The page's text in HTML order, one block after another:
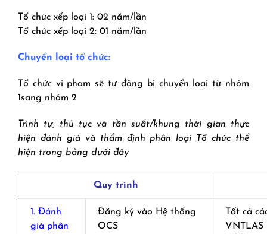
Tổ chức xếp loại 1: 02 năm/lần
Tổ chức xếp loại 2: 01 năm/lần
Chuyển loại tổ chức:
Tổ chức vi phạm sẽ tự động bị chuyển loại từ nhóm
1sang nhóm 2
Trình tự, thủ tục và tần suất/khung thời gian thực
hiện đánh giá và thẩm định phân loại Tổ chức thể
hiện trong bảng dưới đây
Quy trình
1. Đánh
giá phân
Đăng ký vào Hệ thống
OCS
Tất cả
VNTLAS